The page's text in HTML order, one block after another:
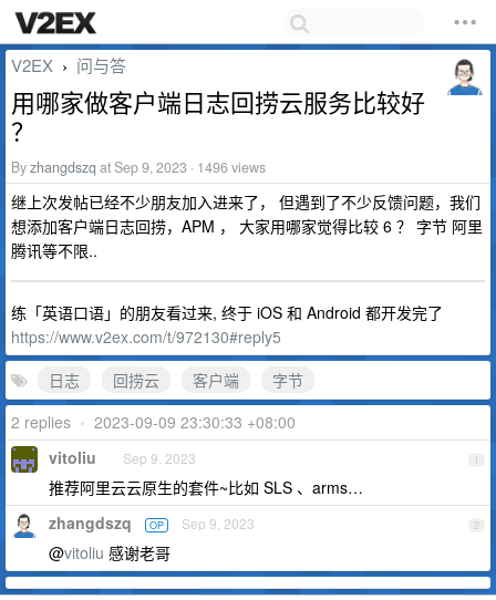
V2EX › 问与答
用哪家做客户端日志回捞云服务比较好
？
Byzhangdszq at Sep 9, 2023 · 1496 views
继上次发帖已经不少朋友加入进来了， 但遇到了不少反馈问题，我们
想添加客户端日志回捞，APM ， 大家用哪家觉得比较 6 ？ 字节 阿里
腾讯等不限..
练「英语口语」的朋友看过来, 终于 iOS 和 Android 都开发完了
https://www.v2ex.com/t/972130#reply5
日志
回捞云 客户端
字节
2 replies • 2023-09-09 23:30:33 +08:00
1
vitoliu Sep 9, 2023
推荐阿里云云原生的套件~比如 SLS 、arms…
2
zhangdszq OP Sep 9, 2023
@vitoliu 感谢老哥